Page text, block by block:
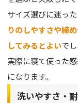
サイズ選びに迷っ
りのしやすさや締
してみるとよいでし
実際に寝て使った
になります。
洗いやすさ・